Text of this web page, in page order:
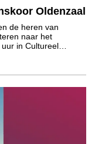
Oldenzaal
de heren van
naar het
in Cultureel